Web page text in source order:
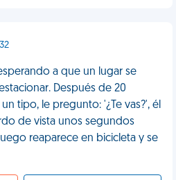
a que un lugar se
Después de 20
tipo, le pregunto: '¿Te vas?', él
de vista unos segundos
reaparece en bicicleta y se